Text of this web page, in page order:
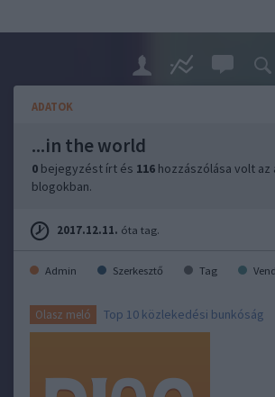
ADATOK
...in the world
0 bejegyzést írt és 116 hozzászólása volt
blogokban.
2017.12.11. óta tag.
Admin Szerkesztő Tag
Olasz meló Top 10 közlekedési bunkóság